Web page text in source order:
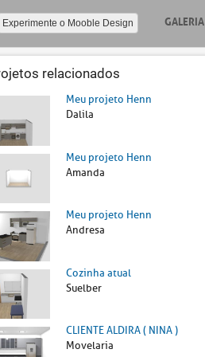
Experimente o Mooble Design GALERIA
relacionados
Meu projeto Henn
Dalila
Meu projeto Henn
Amanda
Meu projeto Henn
Andresa
Cozinha atual
Suelber
CLIENTE ALDIRA ( NINA )
Movelaria